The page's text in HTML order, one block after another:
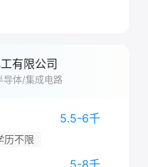
有限公司
导体/集成电路
5.5-6千
历不限
5-8千